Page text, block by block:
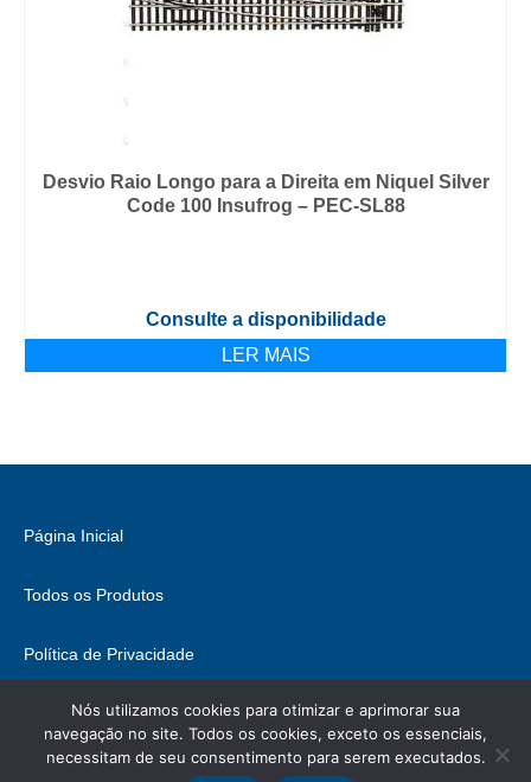
Desvio Raio Longo para a Direita em Niquel Silver
Code 100 Insufrog – PEC-SL88
Consulte a disponibilidade
LER MAIS
Página Inicial
Todos os Produtos
Política de Privacidade
Fale Conosco
© 2026 Brasil Hobbies - WordPress Theme byKadence WP
Nós utilizamos cookies para otimizar e aprimorar sua
navegação no site. Todos os cookies, exceto os essenciais,
necessitam de seu consentimento para serem executados.